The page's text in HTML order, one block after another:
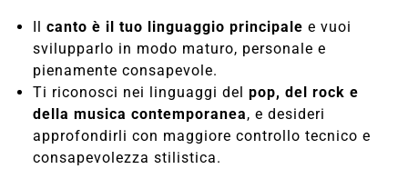
Il canto è il tuo linguaggio principale e vuoi
svilupparlo in modo maturo, personale e
pienamente consapevole.
Ti riconosci nei linguaggi del pop, del rock e
della musica contemporanea, e desideri
approfondirli con maggiore controllo tecnico e
consapevolezza stilistica.